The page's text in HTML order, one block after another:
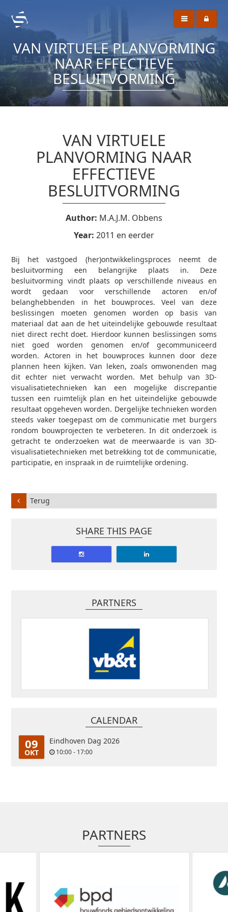
VAN VIRTUELE PLANVORMING
NAAR EFFECTIEVE
BESLUITVORMING
VAN VIRTUELE
PLANVORMING NAAR
EFFECTIEVE
BESLUITVORMING
Author: M.A.J.M. Obbens
Year: 2011 en eerder
Bij het vastgoed (her)ontwikkelingsproces neemt de
besluitvorming een belangrijke plaats in. Deze
besluitvorming vindt plaats op verschillende niveaus en
wordt gedaan voor verschillende actoren en/of
belanghebbenden in het bouwproces. Veel van deze
beslissingen moeten genomen worden op basis van
materiaal dat aan de het uiteindelijke gebouwde resultaat
niet direct recht doet. Hierdoor kunnen beslissingen soms
niet goed worden genomen en/of gecommuniceerd
worden. Actoren in het bouwproces kunnen door deze
plannen heen kijken. Van leken, zoals omwonenden mag
dit echter niet verwacht worden. Met behulp van 3D-
visualisatietechnieken kan een mogelijke discrepantie
tussen een ruimtelijk plan en het uiteindelijke gebouwde
resultaat opgeheven worden. Dergelijke technieken worden
steeds vaker toegepast om de communicatie met burgers
rondom bouwprojecten te verbeteren. In dit onderzoek is
getracht te onderzoeken wat de meerwaarde is van 3D-
visualisatietechnieken met betrekking tot de communicatie,
participatie, en inspraak in de ruimtelijke ordening.
Terug
SHARE THIS PAGE
PARTNERS
CALENDAR
09
OKT
Eindhoven Dag 2026
10:00 - 17:00
PARTNERS